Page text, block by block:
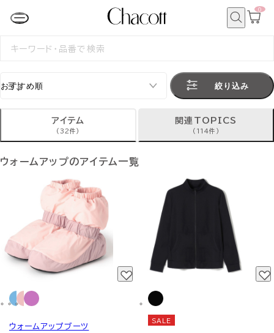
カ
0
検
絞り込み
アイテム
(32件)
関連TOPICS
(114件)
ウォームアップのアイテム一覧
ウォームアップブーツ
SALE